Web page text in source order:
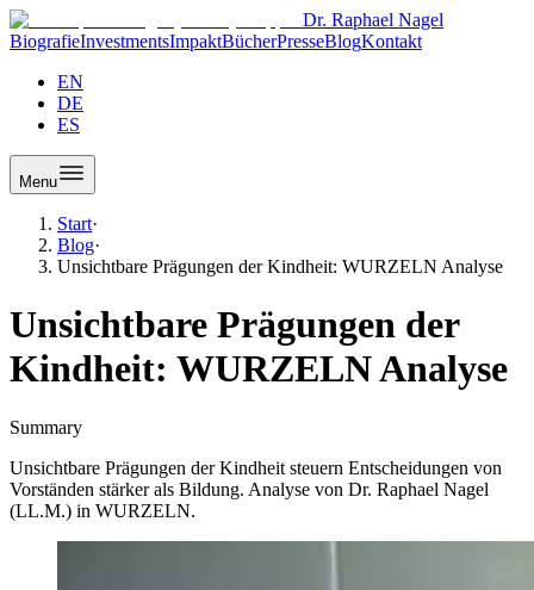
Dr. Raphael Nagel
BiografieInvestmentsImpaktBücherPresseBlogKontakt
EN
DE
ES
Menu
Start·
Blog·
Unsichtbare Prägungen der Kindheit: WURZELN Analyse
Unsichtbare Prägungen der
Kindheit: WURZELN Analyse
Summary
Unsichtbare Prägungen der Kindheit steuern Entscheidungen von
Vorständen stärker als Bildung. Analyse von Dr. Raphael Nagel
(LL.M.) in WURZELN.